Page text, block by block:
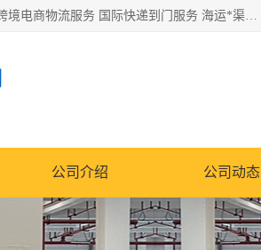
欧洲海运双清包税 美国*专线 加拿大DDP双清 墨西哥跨境空运 澳大利亚专线物流 跨境电商物流服务 国际快递到门服务 海运*渠道 一站式跨境物流解决方案 TikTok/SHEIN专线 电商平台FBA头程运输 国际铁路运输欧洲 UPS/DDHL/联邦快递跨境 美国双清到门物流 跨境*运输
公司介绍 公司动态